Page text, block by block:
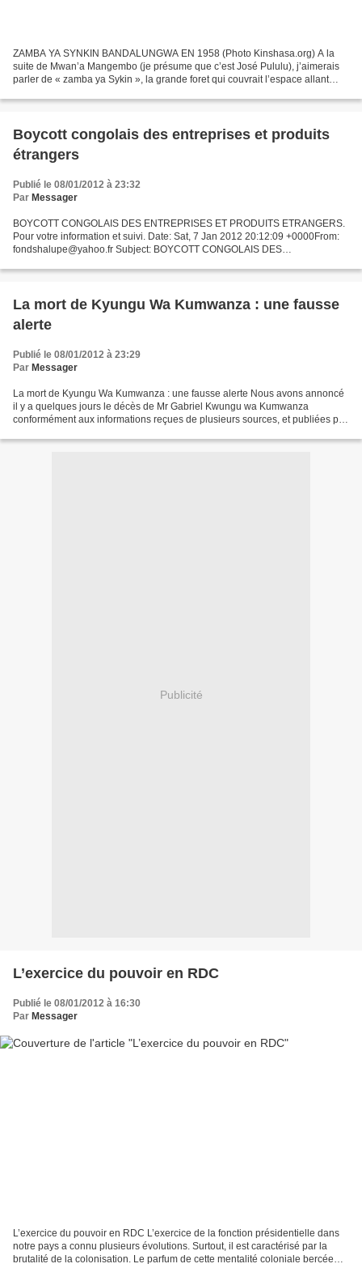
ZAMBA YA SYNKIN BANDALUNGWA EN 1958 (Photo Kinshasa.org) A la
suite de Mwan’a Mangembo (je présume que c’est José Pululu), j’aimerais
parler de « zamba ya Sykin », la grande foret qui couvrait l’espace allant
Boycott congolais des entreprises et produits
étrangers
Publié le 08/01/2012 à 23:32
Par Messager
BOYCOTT CONGOLAIS DES ENTREPRISES ET PRODUITS ETRANGERS.
Pour votre information et suivi. Date: Sat, 7 Jan 2012 20:12:09 +0000From:
fondshalupe@yahoo.fr Subject: BOYCOTT CONGOLAIS DES
fois bonne...
La mort de Kyungu Wa Kumwanza : une fausse
alerte
Publié le 08/01/2012 à 23:29
Par Messager
La mort de Kyungu Wa Kumwanza : une fausse alerte Nous avons annoncé
il y a quelques jours le décès de Mr Gabriel Kwungu wa Kumwanza
conformément aux informations reçues de plusieurs sources, et publiées par
Publicité
L’exercice du pouvoir en RDC
Publié le 08/01/2012 à 16:30
Par Messager
L’exercice du pouvoir en RDC L’exercice de la fonction présidentielle dans
notre pays a connu plusieurs évolutions. Surtout, il est caractérisé par la
brutalité de la colonisation. Le parfum de cette mentalité coloniale bercée